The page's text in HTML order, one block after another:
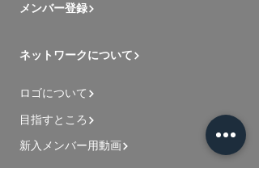
メンバー登録
ネットワークについて
ロゴについて
目指すところ
新入メンバー用動画